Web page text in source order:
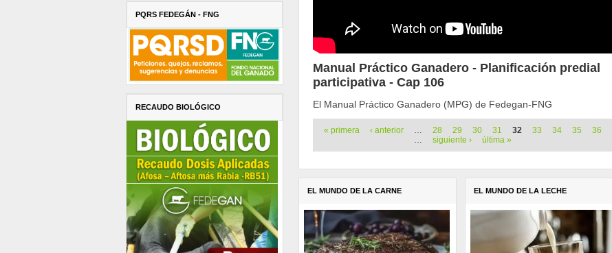
PQRS FEDEGÁN - FNG
RECAUDO BIOLÓGICO
Manual Práctico Ganadero - Planificación predial
participativa - Cap 106
El Manual Práctico Ganadero (MPG) de Fedegan-FNG
Páginas
« primera ‹ anterior … 28 29 30 31 32 33 34 35
36
…
siguiente › última »
EL MUNDO DE LA CARNE EL MUNDO DE LA LECHE